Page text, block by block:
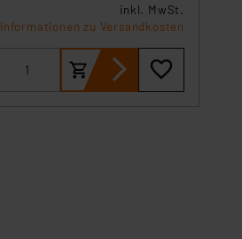
inkl. MwSt.
Informationen zu Versandkosten